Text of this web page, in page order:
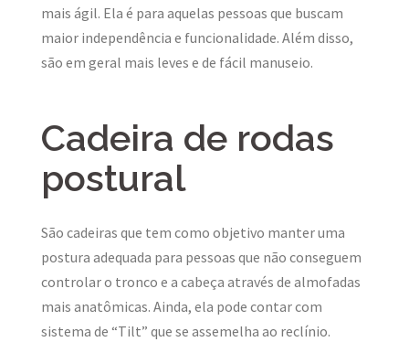
mais ágil. Ela é para aquelas pessoas que buscam
maior independência e funcionalidade. Além disso,
são em geral mais leves e de fácil manuseio.
Cadeira de rodas
postural
São cadeiras que tem como objetivo manter uma
postura adequada para pessoas que não conseguem
controlar o tronco e a cabeça através de almofadas
mais anatômicas. Ainda, ela pode contar com
sistema de “Tilt” que se assemelha ao reclínio.